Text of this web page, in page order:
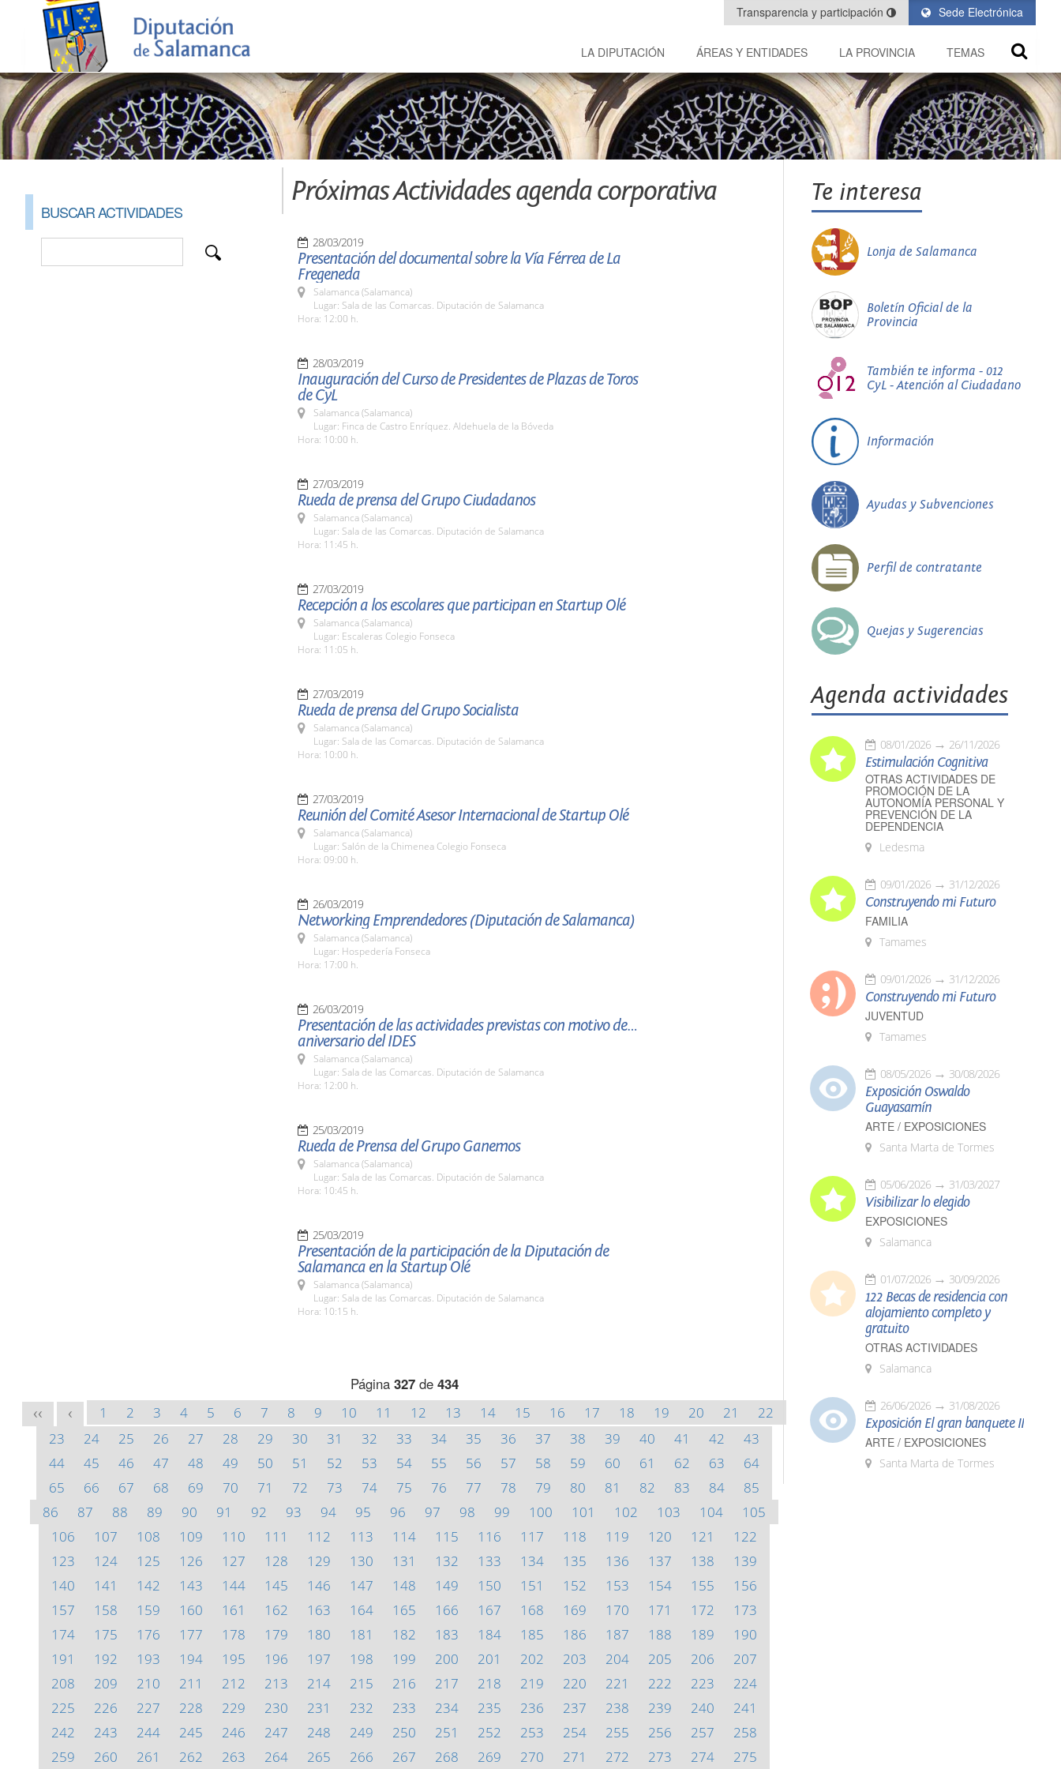
Sede Electrónica
Transparencia y participación
LA DIPUTACIÓN ÁREAS Y ENTIDADES LA PROVINCIA TEMAS
BUSCAR ACTIVIDADES
Próximas Actividades agenda corporativa
28/03/2019
Presentación del documental sobre la Vía Férrea de La
Fregeneda
Salamanca (Salamanca)
Lugar: Sala de las Comarcas. Diputación de Salamanca
Hora: 12:00 h.
28/03/2019
Inauguración del Curso de Presidentes de Plazas de Toros
de CyL
Salamanca (Salamanca)
Lugar: Finca de Castro Enríquez. Aldehuela de la Bóveda
Hora: 10:00 h.
27/03/2019
Rueda de prensa del Grupo Ciudadanos
Salamanca (Salamanca)
Lugar: Sala de las Comarcas. Diputación de Salamanca
Hora: 11:45 h.
27/03/2019
Recepción a los escolares que participan en Startup Olé
Salamanca (Salamanca)
Lugar: Escaleras Colegio Fonseca
Hora: 11:05 h.
27/03/2019
Rueda de prensa del Grupo Socialista
Salamanca (Salamanca)
Lugar: Sala de las Comarcas. Diputación de Salamanca
Hora: 10:00 h.
27/03/2019
Reunión del Comité Asesor Internacional de Startup Olé
Salamanca (Salamanca)
Lugar: Salón de la Chimenea Colegio Fonseca
Hora: 09:00 h.
26/03/2019
Networking Emprendedores (Diputación de Salamanca)
Salamanca (Salamanca)
Lugar: Hospedería Fonseca
Hora: 17:00 h.
26/03/2019
Presentación de las actividades previstas con motivo del X
aniversario del IDES
Salamanca (Salamanca)
Lugar: Sala de las Comarcas. Diputación de Salamanca
Hora: 12:00 h.
25/03/2019
Rueda de Prensa del Grupo Ganemos
Salamanca (Salamanca)
Lugar: Sala de las Comarcas. Diputación de Salamanca
Hora: 10:45 h.
25/03/2019
Presentación de la participación de la Diputación de
Salamanca en la Startup Olé
Salamanca (Salamanca)
Lugar: Sala de las Comarcas. Diputación de Salamanca
Hora: 10:15 h.
Página 327de 434
<< < 1 2 3 4 5 6 7 8 9 10 11 12 13 14 15 16 17 18 19 20 21
22
23
24 25 26 27 28 29 30 31 32 33 34 35 36 37 38 39 40 41 42
43
44
45 46 47 48 49 50 51 52 53 54 55 56 57 58 59 60 61 62 63
64
65
66 67 68 69 70 71 72 73 74 75 76 77 78 79 80 81 82 83 84
85
86
87 88 89 90 91 92 93 94 95 96 97 98 99 100 101 102 103 104
105
106
107 108 109 110 111 112 113 114 115 116 117 118 119 120 121
122
123
124 125 126 127 128 129 130 131 132 133 134 135 136 137 138
139
140
141 142 143 144 145 146 147 148 149 150 151 152 153 154 155
156
157
158 159 160 161 162 163 164 165 166 167 168 169 170 171 172
173
174
175 176 177 178 179 180 181 182 183 184 185 186 187 188 189
190
191
192 193 194 195 196 197 198 199 200 201 202 203 204 205 206
207
208
209 210 211 212 213 214 215 216 217 218 219 220 221 222 223
224
225
226 227 228 229 230 231 232 233 234 235 236 237 238 239 240
241
242
243 244 245 246 247 248 249 250 251 252 253 254 255 256 257
258
259
260 261 262 263 264 265 266 267 268 269 270 271 272 273 274 275
Te interesa
Lonja de Salamanca
Boletín Oficial de la
Provincia
También te informa - 012
CyL - Atención al Ciudadano
Información
Ayudas y Subvenciones
Perfil de contratante
Quejas y Sugerencias
Agenda actividades
08/01/2026 26/11/2026
Estimulación Cognitiva
OTRAS ACTIVIDADES DE
PROMOCIÓN DE LA
AUTONOMÍA PERSONAL Y
PREVENCIÓN DE LA
DEPENDENCIA
Ledesma
09/01/2026 31/12/2026
Construyendo mi Futuro
FAMILIA
Tamames
09/01/2026 31/12/2026
Construyendo mi Futuro
JUVENTUD
Tamames
08/05/2026 30/08/2026
Exposición Oswaldo
Guayasamín
ARTE / EXPOSICIONES
Santa Marta de Tormes
05/06/2026 31/03/2027
Visibilizar lo elegido
EXPOSICIONES
Salamanca
01/07/2026 30/09/2026
122 Becas de residencia con
alojamiento completo y
gratuito
OTRAS ACTIVIDADES
Salamanca
26/06/2026 31/08/2026
Exposición El gran banquete II
ARTE / EXPOSICIONES
Santa Marta de Tormes